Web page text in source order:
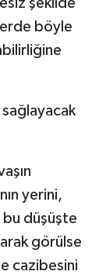
şekilde
böyle
sağlayacak
yerini,
bu düşüşte
görülse
cazibesini